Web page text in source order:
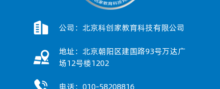
公司：北京科创家教育科技有限公司
地址：北京朝阳区建国路93号万达广
场12号楼1202
电话：010-58208816